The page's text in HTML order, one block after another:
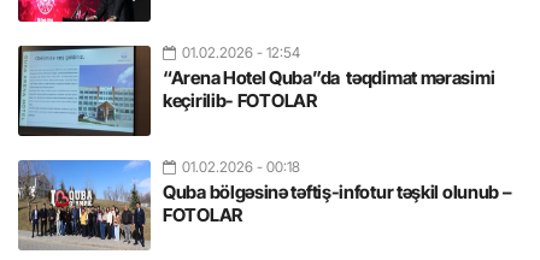
01.02.2026 - 12:54
“Arena Hotel Quba”da təqdimat mərasimi
keçirilib- FOTOLAR
01.02.2026 - 00:18
Quba bölgəsinə təftiş-infotur təşkil olunub –
FOTOLAR